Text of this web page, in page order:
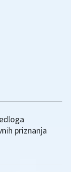
priznanja